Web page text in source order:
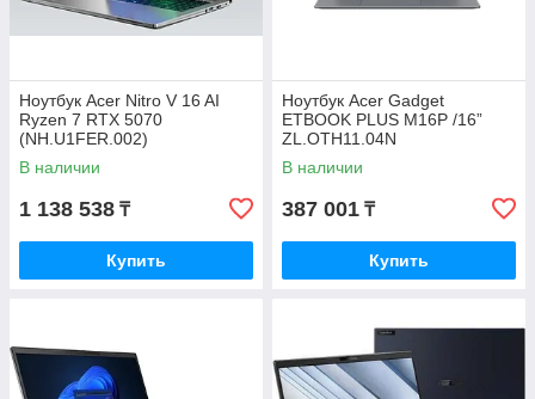
Ноутбук Acer Nitro V 16 AI
Ryzen 7 RTX 5070
(NH.U1FER.002)
В наличии
1 138 538 ₸
Купить
Ноутбук Acer Gadget
ETBOOK PLUS M16P /16”
ZL.OTH11.04N
В наличии
387 001 ₸
Купить